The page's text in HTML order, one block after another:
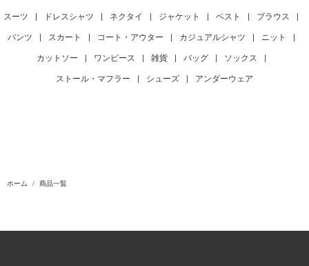
スーツ ドレスシャツ ネクタイ ジャケット ベスト ブラウス
パンツ スカート コート・アウター カジュアルシャツ ニット
カットソー ワンピース 雑貨 バッグ ソックス
ストール・マフラー シューズ アンダーウェア
ホーム 商品一覧